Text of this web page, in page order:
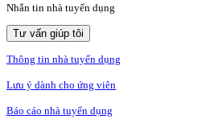
Nhắn tin nhà tuyển dụng
Tư vấn giúp tôi
Thông tin nhà tuyển dụng
Lưu ý dành cho ứng viên
Báo cáo nhà tuyển dụng